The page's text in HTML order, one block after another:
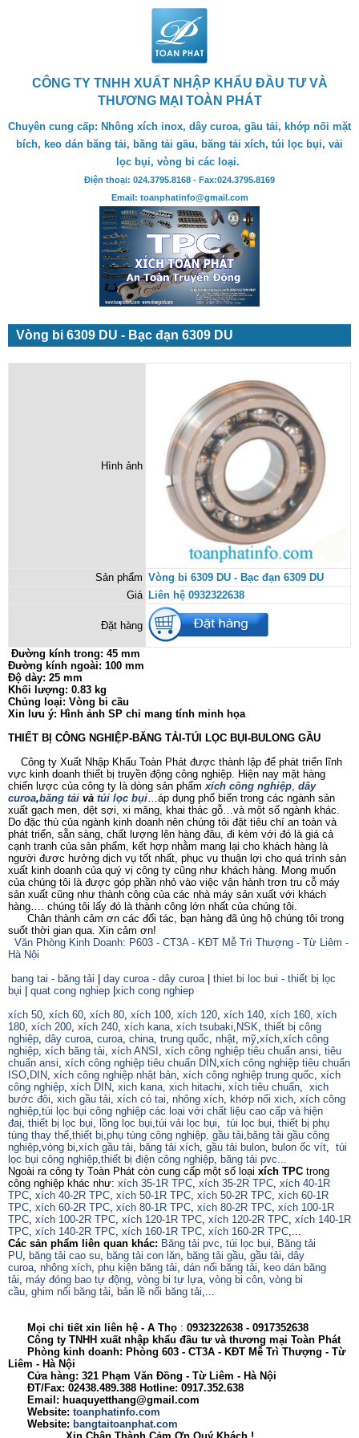
CÔNG TY TNHH XUẤT NHẬP KHẨU ĐẦU TƯ VÀ
THƯƠNG MẠI TOÀN PHÁT
Chuyên cung cấp: Nhông xích inox, dây curoa, gầu tải, khớp nối mặt
bích, keo dán băng tải, băng tải gầu, băng tải xích, túi lọc bụi, vải
lọc bụi, vòng bi các loại.
Điện thoại: 024.3795.8168 - Fax:024.3795.8169
Email: toanphatinfo@gmail.com
Vòng bi 6309 DU - Bạc đạn 6309 DU
Hình ảnh
Sản phẩm Vòng bi 6309 DU - Bạc đạn 6309 DU
Giá Liên hệ 0932322638
Đặt hàng
Đường kính trong: 45 mm
Đường kính ngoài: 100 mm
Độ dày: 25 mm
Khối lượng: 0.83 kg
Chủng loại: Vòng bi cầu
Xin lưu ý: Hình ảnh SP chỉ mang tính minh họa
THIẾT BỊ CÔNG NGHIỆP-BĂNG TẢI-TÚI LỌC BỤI-BULONG GẦU
Công ty Xuất Nhập Khẩu Toàn Phát được thành lập để phát triển lĩnh
vực kinh doanh thiết bị truyền động công nghiệp. Hiện nay mặt hàng
chiến lược của công ty là dòng sản phẩm xích công nghiệp, dây
curoa,băng tải và túi lọc bụi…áp dụng phổ biến trong các ngành sản
xuất gạch men, dệt sợi, xi măng, khai thác gỗ…và một số ngành khác.
Do đặc thù của ngành kinh doanh nên chúng tôi đặt tiêu chí an toàn và
phát triển, sẵn sàng, chất lượng lên hàng đâu, đi kèm với đó là giá cả
cạnh tranh của sản phẩm, kết hợp nhằm mang lại cho khách hàng là
người được hưởng dịch vụ tốt nhất, phục vụ thuận lợi cho quá trình sản
xuất kinh doanh của quý vị công ty cũng như khách hàng. Mong muốn
của chúng tôi là được góp phần nhỏ vào việc vận hành trơn tru cỗ máy
sản xuất cũng như thành công của các nhà máy sản xuất với khách
hàng…. chúng tôi lấy đó là thành công lớn nhất của chúng tôi.
Chân thành cảm ơn các đối tác, bạn hàng đã ủng hộ chúng tôi trong
suốt thời gian qua. Xin cảm ơn!
Văn Phòng Kinh Doanh: P603 - CT3A - KĐT Mễ Trì Thượng - Từ Liêm -
Hà Nội
bang tai - băng tải
day curoa - dây curoa| thiet bi loc bui - thiết bị lọc
bụi
quat cong nghiep xich cong nghiep
xích 50, xích 60, xích 80, xích 100, xích 120, xích 140, xích 160, xích
180, xích 200, xích 240, xích kana, xích tsubaki, NSK, thiết bị công
nghiệp, dây curoa, curoa, china, trung quốc, nhật, mỹ,xích,xích công
nghiệp, xích băng tải, xích ANSI , xích công nghiệp tiêu chuẩn ansi, tiêu
chuẩn ansi, xích công nghiệp tiêu chuẩn DIN,xích công nghiệp tiêu chuẩn
ISO, DIN, xích công nghiệp nhật bản, xích công nghiệp trung quốc, xích
công nghiệp, xích DIN, xich kana, xich hitachi, xích tiêu chuẩn, xich
bước đôi, xich gầu tải, xích có tai, nhông xích, khớp nối xich, xích công
nghiệp,túi lọc bụi công nghiệp các loại với chất liệu cao cấp và hiện
đaị, thiết bị lọc bụi, lồng lọc bụi,túi vải lọc bụi, túi lọc bụi, thiết bị phụ
tùng thay thế,thiết bị,phụ tùng công nghiệp, gầu tải, băng tải gầu công
nghiệp,vòng bi,xích gầu tải, băng tải xích, gầu tải bulon, bulon ốc vít, túi
lọc bụi công nghiệp,thiết bị điện công nghiệp, băng tải pvc...
Ngoài ra công ty Toàn Phát còn cung cấp một số loại xích TPC trong
công nghiệp khác như: xích 35-1R TPC, xích 35-2R TPC, xích 40-1R
TPC, xích 40-2R TPC, xích 50-1R TPC, xích 50-2R TPC, xích 60-1R
TPC, xích 60-2R TPC, xích 80-1R TPC, xích 80-2R TPC, xích 100-1R
TPC, xích 100-2R TPC, xích 120-1R TPC, xích 120-2R TPC, xích 140-1R
TPC, xích 140-2R TPC, xích 160-1R TPC, xích 160-2R TPC,...
Các sản phẩm liên quan khác: Băng tải pvc, túi lọc bụi, Băng tải
PU, băng tải cao su, băng tải con lăn, băng tải gầu, gầu tải, dây
curoa, nhông xích, phụ kiện băng tải, dán nối băng tải, keo dán băng
tải, máy đóng bao tự động, vòng bi tự lựa, vòng bi côn, vòng bi
cầu, ghim nối băng tải, bản lề nối băng tải,...
Mọi chi tiết xin liên hệ - A Thọ : 0932322638 - 0917352638
Công ty TNHH xuất nhập khẩu đầu tư và thương mại Toàn Phát
Phòng kinh doanh: Phòng 603 - CT3A - KĐT Mễ Trì Thượng - Từ
Liêm - Hà Nội
Cửa hàng: 321 Phạm Văn Đồng - Từ Liêm - Hà Nội
ĐT/Fax: 02438.489.388 Hotline: 0917.352.638
Email: huaquyetthang@gmail.com
Website: toanphatinfo.com
Website: bangtaitoanphat.com